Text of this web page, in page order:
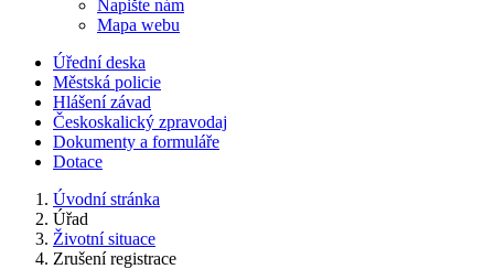
Napište nám
Mapa webu
Úřední deska
Městská policie
Hlášení závad
Českoskalický zpravodaj
Dokumenty a formuláře
Dotace
Úvodní stránka
Úřad
Životní situace
Zrušení registrace